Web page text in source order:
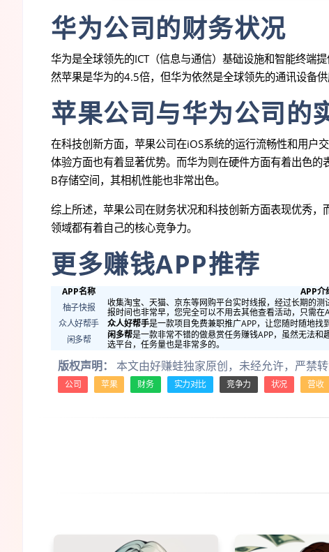
华为公司的财务状况
华为是全球领先的ICT（信息与通信）基础设施和智能终端
然苹果是华为的4.5倍，但华为依然是全球领先的通讯设备
苹果公司与华为公司的
在科技创新方面，苹果公司在iOS系统的运行流畅性和用户
体验方面也有着显著优势。而华为则在硬件方面有着出色
B存储空间，其相机性能也非常出色。
综上所述，苹果公司在财务状况和科技创新方面表现优秀
领域都有着自己的核心竞争力。
更多赚钱APP推荐
APP名称 APP介
柚子快报
收集淘宝、天猫、京东等网购平台实时线报，经过长期的测
报时间也非常早，您完全可以不用去其他查看活动，只需在
众人好帮手
众人好帮手是一款项目免费兼职推广APP，让您随时随地
闲多帮
闲多帮是一款非常不错的做悬赏任务赚钱APP，虽然无法
选平台，任务量也是非常多的。
版权声明： 本文由好赚蛙独家原创，未经允许，严禁转
公司 苹果 财务 实力对比 竞争力 状况 营收